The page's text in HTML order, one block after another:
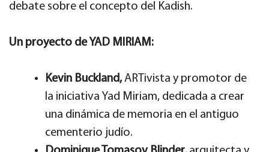
debate sobre el concepto del Kadish.
Un proyecto de YAD MIRIAM:
Kevin Buckland,ARTivista y promotor de
la iniciativa Yad Miriam, dedicada a crear
una dinámica de memoria en el antiguo
cementerio judío.